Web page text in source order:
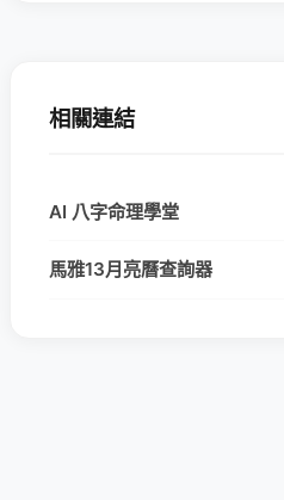
相關連結
AI 八字命理學堂
馬雅13月亮曆查詢器